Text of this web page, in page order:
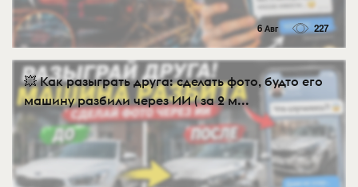
6 Авг 227
💥 Как разыграть друга: сделать фото, будто его
машину разбили через ИИ ( за 2 м...